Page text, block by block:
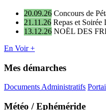
20.09.26 Concours de
21.11.26 Repas et Soirée
13.12.26 NOËL DES
En Voir +
Mes démarches
Documents Administratifs
Météo / Ephéméride